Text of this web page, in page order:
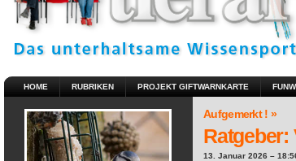
HOME RUBRIKEN PROJEKT GIFTWARNKARTE
Aufgemerkt ! »
Ratgeber:
13. Januar 2026 –